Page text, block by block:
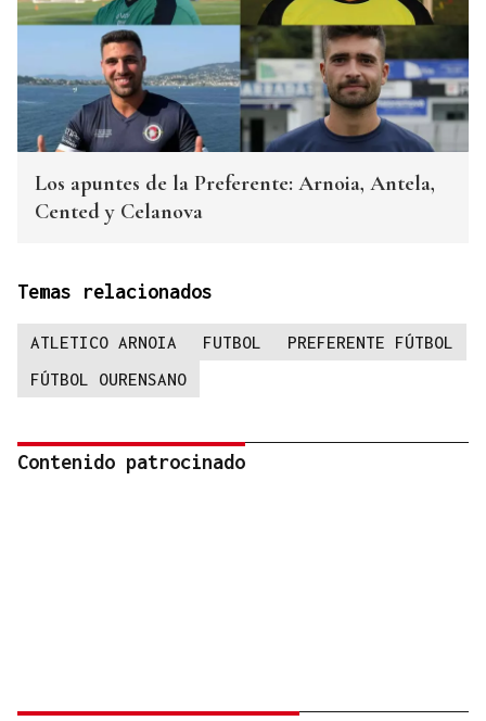
Los apuntes de la Preferente: Arnoia, Antela,
Cented y Celanova
Temas relacionados
ATLETICO ARNOIA FUTBOL
PREFERENTE FÚTBOL
FÚTBOL OURENSANO
Contenido patrocinado